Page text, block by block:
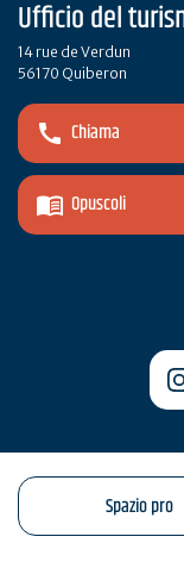
Ufficio del
14 rue de Verdun
56170 Quiberon
Chiama
Opuscoli
Spazio pro